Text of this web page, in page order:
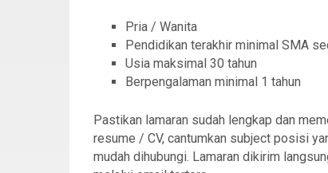
Pria / Wanita
Pendidikan terakhir minimal SMA
Usia maksimal 30 tahun
Berpengalaman minimal 1 tahun
Pastikan lamaran sudah lengkap dan
resume / CV, cantumkan subject posisi
mudah dihubungi. Lamaran dikirim